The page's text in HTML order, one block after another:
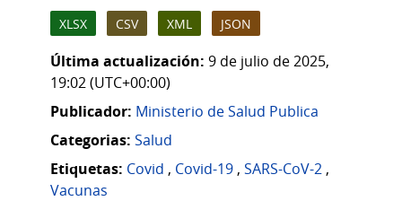
XLSX CSV XML JSON
Última actualización: 9 de julio de 2025,
19:02 (UTC+00:00)
Publicador: Ministerio de Salud Publica
Categorias: Salud
Etiquetas: Covid , Covid-19 , SARS-CoV-2 ,
Vacunas